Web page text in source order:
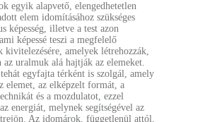
egyik alapvető, elengedhetetlen
elem idomításához szükséges
képesség, illetve a test azon
képessé teszi a megfelelő
kivitelezésére, amelyek létrehozzák,
az uralmuk alá hajtják az elemeket.
egyfajta térként is szolgál, amely
elemet, az elképzelt formát, a
és a mozdulatot, ezzel
energiát, melynek segítségével az
Az idomárok, függetlenül attól,